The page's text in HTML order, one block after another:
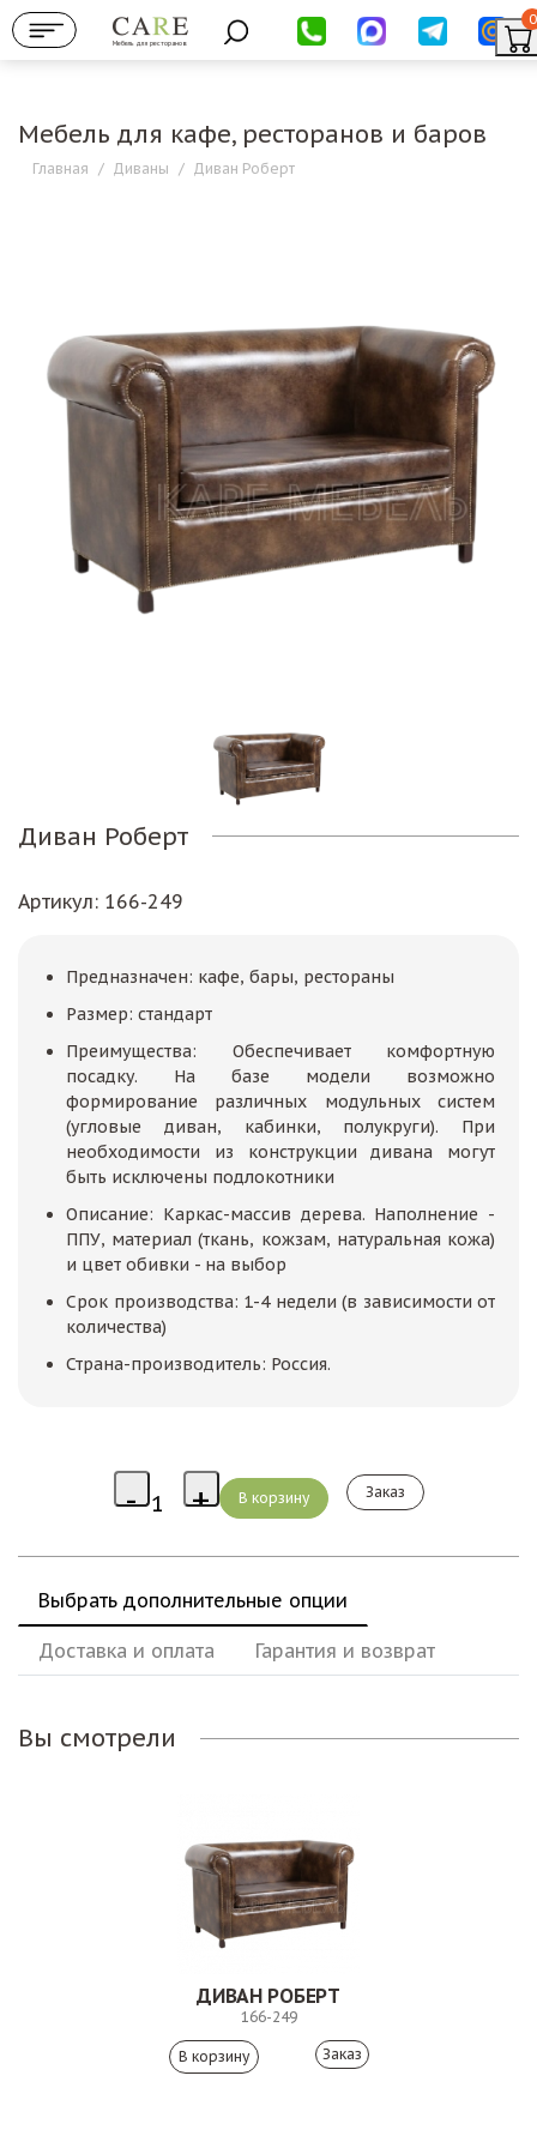
Мебель для ресторанов
0
Мебель для кафе, ресторанов и баров
Главная / Диваны / Диван Роберт
Диван Роберт
Артикул: 166-249
Предназначен: кафе, бары, рестораны
Размер: стандарт
Преимущества: Обеспечивает комфортную
посадку. На базе модели возможно
формирование различных модульных систем
(угловые диван, кабинки, полукруги). При
необходимости из конструкции дивана могут
быть исключены подлокотники
Описание: Каркас-массив дерева. Наполнение -
ППУ, материал (ткань, кожзам, натуральная кожа)
и цвет обивки - на выбор
Срок производства: 1-4 недели (в зависимости от
количества)
Страна-производитель: Россия.
Заказ
Выбрать дополнительные опции
Доставка и оплата Гарантия и возврат
Вы смотрели
ДИВАН РОБЕРТ
166-249
Заказ